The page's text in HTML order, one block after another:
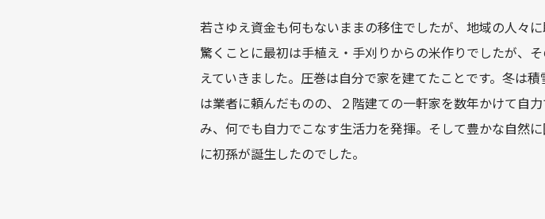
若さゆえ資金も何もないままの移住でしたが、地域の人々
驚くことに最初は手植え・手刈りからの米作りでしたが、
えていきました。圧巻は自分で家を建てたことです。冬は
は業者に頼んだものの、２階建ての一軒家を数年かけて自
み、何でも自力でこなす生活力を発揮。そして豊かな自然
に初孫が誕生したのでした。